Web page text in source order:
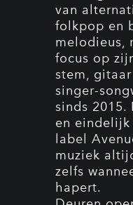
van
folkpop en
melodieus,
focus op
stem,
singer-
sinds
en
label
muziek
zelfs
hapert.